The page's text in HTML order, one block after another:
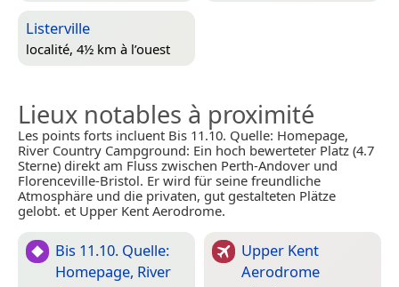
Listerville
localité, 4½ km à l’ouest
Lieux notables à proximité
Les points forts incluent Bis 11.10. Quelle: Homepage,
River Country Campground: Ein hoch bewerteter Platz (4.7
Sterne) direkt am Fluss zwischen Perth-Andover und
Florenceville-Bristol. Er wird für seine freundliche
Atmosphäre und die privaten, gut gestalteten Plätze
gelobt. et Upper Kent Aerodrome.
Bis 11.10. Quelle:
Homepage, River
Upper Kent
Aerodrome